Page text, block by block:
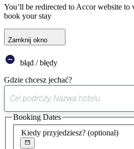
You’ll be redirected to Accor website to
book your stay
Zamknij okno
błąd / błędy
Gdzie chcesz jechać?
Kiedy przyjedziesz? (optional)
Booking Dates